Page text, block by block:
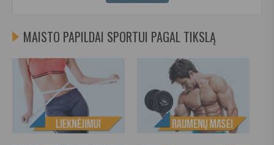
MAISTO PAPILDAI SPORTUI PAGAL TIKSLĄ